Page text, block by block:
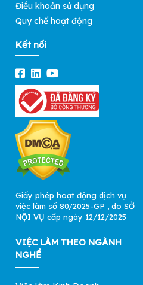
Điều khoản sử dụng
Quy chế hoạt động
Kết nối
Giấy phép hoạt động dịch vụ
việc làm số 80/2025-GP , do SỞ
NỘI VỤ cấp ngày 12/12/2025
VIỆC LÀM THEO NGÀNH
NGHỀ